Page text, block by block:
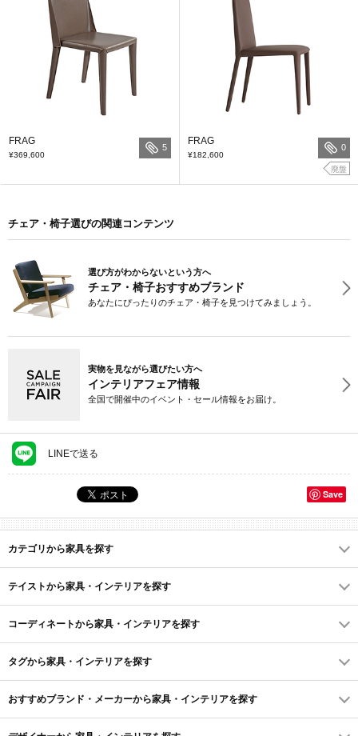
FRAG
¥369,600
5
FRAG
¥182,600
0
廃盤
チェア・椅子選びの関連コンテンツ
選び方がわからないという方へ
チェア・椅子おすすめブランド
あなたにぴったりのチェア・椅子を見つけてみましょう。
実物を見ながら選びたい方へ
インテリアフェア情報
全国で開催中のイベント・セール情報をお届け。
LINEで送る
Save
カテゴリから家具を探す
テイストから家具・インテリアを探す
コーディネートから家具・インテリアを探す
タグから家具・インテリアを探す
おすすめブランド・メーカーから家具・インテリアを探す